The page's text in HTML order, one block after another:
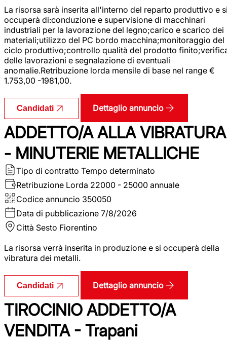
La risorsa sarà inserita all'interno del reparto produttivo e
occuperà di:conduzione e supervisione di macchinari
industriali per la lavorazione del legno;carico e scarico dei
materiali;utilizzo del PC bordo macchina;monitoraggio del
ciclo produttivo;controllo qualità del prodotto
delle lavorazioni e segnalazione di eventuali
anomalie.Retribuzione lorda mensile di base nel range €
1.753,00 -1981,00.
Candidati Dettaglio annuncio
ADDETTO/A ALLA VIBRATURA
- MINUTERIE METALLICHE
Tipo di contratto Tempo determinato
Retribuzione Lorda 22000 - 25000 annuale
Codice annuncio 350050
Data di pubblicazione 7/8/2026
Città Sesto Fiorentino
La risorsa verrà inserita in produzione e si occuperà della
vibratura dei metalli.
Candidati Dettaglio annuncio
TIROCINIO ADDETTO/A
VENDITA - Trapani